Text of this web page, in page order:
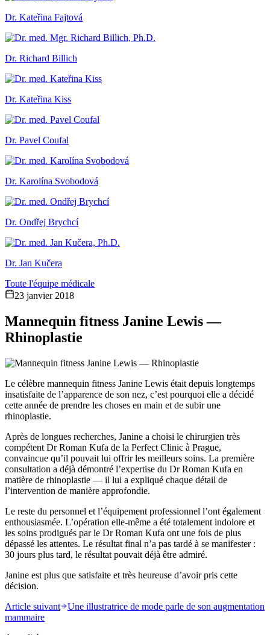
Dr. Kateřina Fajtová
Dr. Richard Billich
Dr. Kateřina Kiss
Dr. Pavel Coufal
Dr. Karolína Svobodová
Dr. Ondřej Brychcí
Dr. Jan Kučera
Toute l'équipe médicale
23 janvier 2018
Mannequin fitness Janine Lewis —
Rhinoplastie
Le célèbre mannequin fitness Janine Lewis était depuis longtemps
insatisfaite de l’apparence de son nez, c’est pourquoi elle a décidé
cette année de prendre les choses en main et de subir une
rhinoplastie.
Après de longues recherches, Janine a choisi le chirurgien très
compétent Dr Roman Kufa de la Perfect Clinic à Prague,
convaincue qu’il pouvait lui offrir les meilleurs soins. La première
consultation a déjà démontré l’expertise du Dr Roman Kufa en
matière de rhinoplastie — il lui a expliqué chaque détail de
l’intervention de manière approfondie.
Le reste du personnel et l’équipement professionnel l’ont également
enthousiasmée. L’opération elle-même a été totalement indolore et
les soins prodigués par le Dr Roman Kufa ont une fois de plus
dépassé les attentes. Le résultat final n’a pas tardé à se manifester :
30 jours plus tard, le résultat pouvait déjà être admiré.
Janine est plus que satisfaite et très heureuse d’avoir pris cette
décision.
Article suivant
Une illustratrice de mode parle de son augmentation
mammaire